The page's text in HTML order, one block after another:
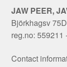
JAW PEER,
Björkhagsv
reg.no: 559211
Contact